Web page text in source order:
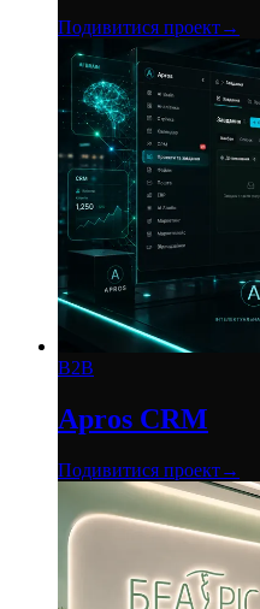
Подивитися проект→
B2B
Apros CRM
Подивитися проект→